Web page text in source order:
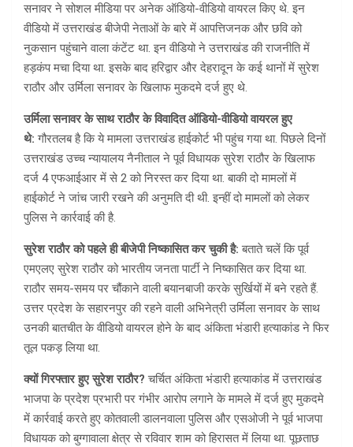
सनावर ने सोशल मीडिया पर अनेक ऑडियो-वीडियो वायरल किए थे. इन
वीडियो में उत्तराखंड बीजेपी नेताओं के बारे में आपत्तिजनक और छवि को
नुकसान पहुंचाने वाला कंटेंट था. इन वीडियो ने उत्तराखंड की राजनीति में
हड़कंप मचा दिया था. इसके बाद हरिद्वार और देहरादून के कई थानों में सुरेश
राठौर और उर्मिला सनावर के खिलाफ मुकदमे दर्ज हुए थे.
उर्मिला सनावर के साथ राठौर के विवादित ऑडियो-वीडियो वायरल हुए
थे: गौरतलब है कि ये मामला उत्तराखंड हाईकोर्ट भी पहुंच गया था. पिछले दिनों
उत्तराखंड उच्च न्यायालय नैनीताल ने पूर्व विधायक सुरेश राठौर के खिलाफ
दर्ज 4 एफआईआर में से 2 को निरस्त कर दिया था. बाकी दो मामलों में
हाईकोर्ट ने जांच जारी रखने की अनुमति दी थी. इन्हीं दो मामलों को लेकर
पुलिस ने कार्रवाई की है.
सुरेश राठौर को पहले ही बीजेपी निष्कासित कर चुकी है: बताते चलें कि पूर्व
एमएलए सुरेश राठौर को भारतीय जनता पार्टी ने निष्कासित कर दिया था.
राठौर समय-समय पर चौंकाने वाली बयानबाजी करके सुर्खियों में बने रहते हैं.
उत्तर प्रदेश के सहारनपुर की रहने वाली अभिनेत्री उर्मिला सनावर के साथ
उनकी बातचीत के वीडियो वायरल होने के बाद अंकिता भंडारी हत्याकांड ने फिर
तूल पकड़ लिया था.
क्यों गिरफ्तार हुए सुरेश राठौर?चर्चित अंकिता भंडारी हत्याकांड में उत्तराखंड
भाजपा के प्रदेश प्रभारी पर गंभीर आरोप लगाने के मामले में दर्ज हुए मुकदमे
में कार्रवाई करते हुए कोतवाली डालनवाला पुलिस और एसओजी ने पूर्व भाजपा
विधायक को बुग्गावाला क्षेत्र से रविवार शाम को हिरासत में लिया था. पूछताछ